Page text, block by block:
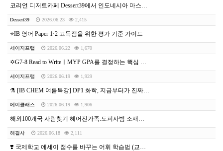
코리언 디저트카페 Dessert39에서 인도네시아 마스터프랜차이즈 파트너를 모집합니다.
Dessert39 2026.06.23 2,415
⭐️IB 영어 Paper 1·2 고득점을 위한 평가 기준 가이드
세이지프랩 2026.06.22 1,670
✡️G7-8 Read to WriteㅣMYP GPA를 결정하는 핵심 역량
세이지프랩 2026.06.19 1,929
⚗️ [IB CHEM 여름특강] DP1 화학, 지금부터가 진짜 시작입니다.
에이클래스 2026.06.19 1,906
해외100개국 사람찾기 헤어진가족.도피사범 소재파악. 필리핀.태국.캐나다사람찾기.영국.캄보디아.미국.중국 사람찾기 일본사람찾기 스위스 이탈리아도주자찾기 뉴질랜드도망자 브라질 인
해결사 2026.06.18 2,111
❣️ 국제학교 에세이 점수를 바꾸는 어휘 학습법 (교재 추천)